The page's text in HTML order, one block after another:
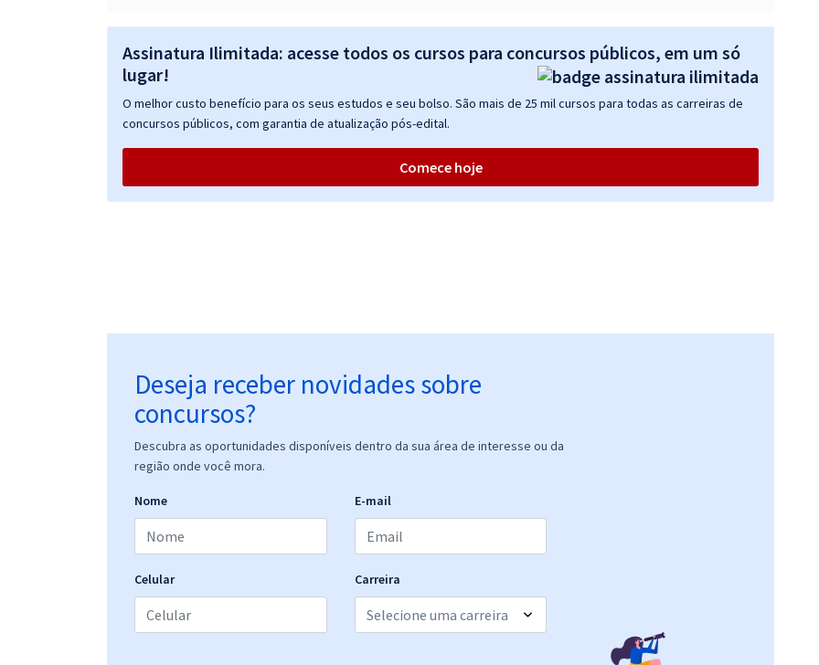
Assinatura Ilimitada: acesse todos os cursos para concursos públicos, em um só
lugar!
O melhor custo benefício para os seus estudos e seu bolso. São mais de 25 mil cursos para todas as carreiras de
concursos públicos, com garantia de atualização pós-edital.
Comece hoje
Deseja receber novidades sobre
concursos?
Descubra as oportunidades disponíveis dentro da sua área de interesse ou da
região onde você mora.
Nome E-mail
Celular Carreira